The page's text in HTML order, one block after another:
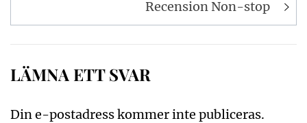
Recension Non-stop
LÄMNA ETT SVAR
Din e-postadress kommer inte publiceras.